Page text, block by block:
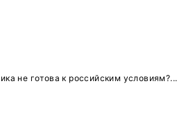
не готова к российским условиям?...